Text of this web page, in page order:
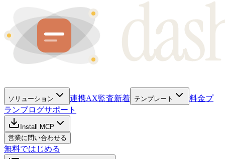
ソリューション 連携AX監査新着 テンプレート
料金プ
ランブログサポート
Install MCP
営業に問い合わせる
無料ではじめる